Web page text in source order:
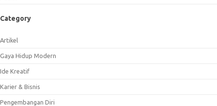
Category
Artikel
Gaya Hidup Modern
Ide Kreatif
Karier & Bisnis
Pengembangan Diri